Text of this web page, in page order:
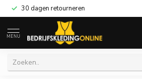
30 dagen retourneren
MENU